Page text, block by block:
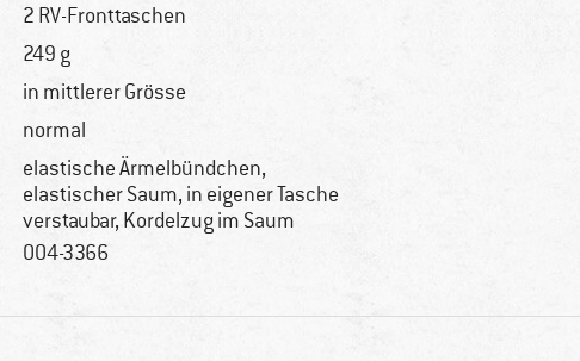
2 RV-Fronttaschen
249 g
in mittlerer Grösse
normal
elastische Ärmelbündchen,
elastischer Saum, in eigener Tasche
verstaubar, Kordelzug im Saum
004-3366